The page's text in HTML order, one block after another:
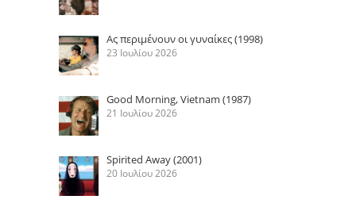
Ας περιμένουν οι γυναίκες (1998)
23 Ιουλίου 2026
Good Morning, Vietnam (1987)
21 Ιουλίου 2026
Spirited Away (2001)
20 Ιουλίου 2026